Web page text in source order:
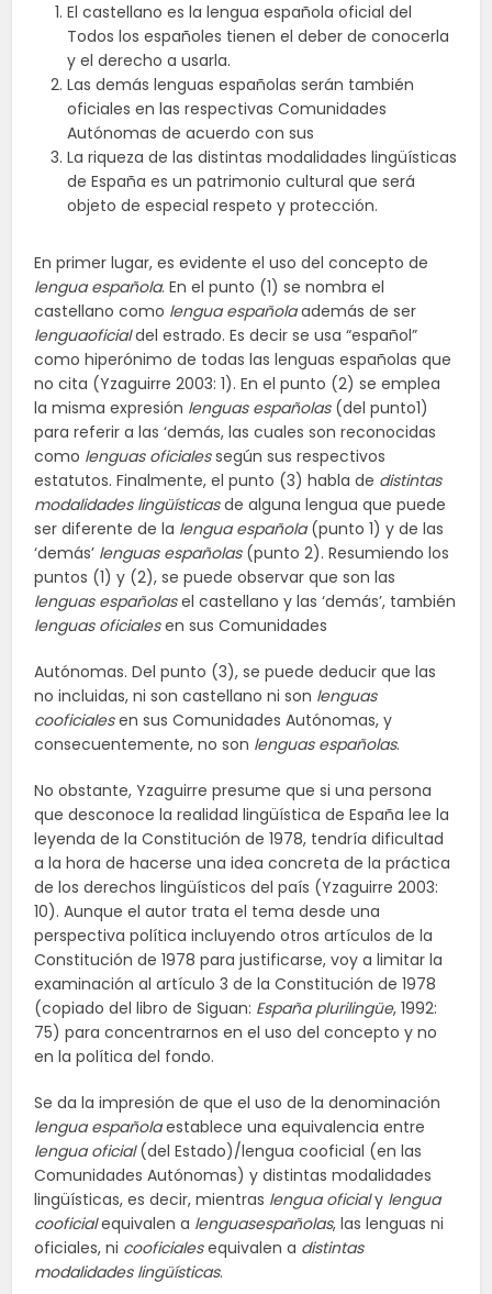
El castellano es la lengua española oficial del
Todos los españoles tienen el deber de conocerla
y el derecho a usarla.
Las demás lenguas españolas serán también
oficiales en las respectivas Comunidades
Autónomas de acuerdo con sus
La riqueza de las distintas modalidades lingüísticas
de España es un patrimonio cultural que será
objeto de especial respeto y protección.
En primer lugar, es evidente el uso del concepto de
lengua española. En el punto (1) se nombra el
castellano como lengua españolaademás de ser
lenguaoficialdel estrado. Es decir se usa “español”
como hiperónimo de todas las lenguas españolas que
no cita (Yzaguirre 2003: 1). En el punto (2) se emplea
la misma expresión lenguas españolas (del punto1)
para referir a las ‘demás, las cuales son reconocidas
como lenguas oficialessegún sus respectivos
estatutos. Finalmente, el punto (3) habla de distintas
modalidades lingüísticasde alguna lengua que puede
ser diferente de la lengua española(punto 1) y de las
‘demás’ lenguas españolas (punto 2). Resumiendo los
puntos (1) y (2), se puede observar que son las
lenguas españolasel castellano y las ‘demás’, también
lenguas oficialesen sus Comunidades
Autónomas. Del punto (3), se puede deducir que las
no incluidas, ni son castellano ni son lenguas
cooficialesen sus Comunidades Autónomas, y
consecuentemente, no son lenguas españolas.
No obstante, Yzaguirre presume que si una persona
que desconoce la realidad lingüística de España lee la
leyenda de la Constitución de 1978, tendría dificultad
a la hora de hacerse una idea concreta de la práctica
de los derechos lingüísticos del país (Yzaguirre 2003:
10). Aunque el autor trata el tema desde una
perspectiva política incluyendo otros artículos de la
Constitución de 1978 para justificarse, voy a limitar la
examinación al artículo 3 de la Constitución de 1978
(copiado del libro de Siguan: España plurilingüe, 1992:
75) para concentrarnos en el uso del concepto y no
en la política del fondo.
Se da la impresión de que el uso de la denominación
lengua españolaestablece una equivalencia entre
lengua oficial(del Estado)/lengua cooficial (en las
Comunidades Autónomas) y distintas modalidades
lingüísticas, es decir, mientras lengua oficialy lengua
cooficialequivalen a lenguasespañolas, las lenguas ni
oficiales, ni cooficialesequivalen a distintas
modalidades lingüísticas.